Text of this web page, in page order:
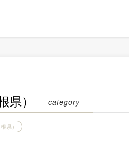
） – category –
県）